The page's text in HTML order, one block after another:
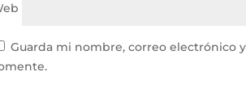
Guarda mi nombre, correo electrónico